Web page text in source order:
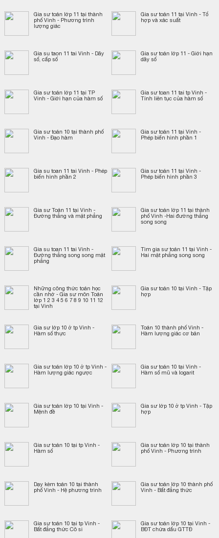
Gia sư toán lớp 11 tại thành
phố Vinh - Phương trình
lượng giác
Gia sư toán 11 tại Vinh - Tổ
hợp và xác suất
Gia su taon 11 tai Vinh - Dãy
số, cấp số
Gia sư toán lớp 11 - Giới hạn
dãy số
Gia sư toán lớp 11 tại TP
Vinh - Giới hạn của hàm số
Gia sư toan 11 tai tp Vinh -
Tính liên tục của hàm số
Gia sư toán 10 tại thành phố
Vinh - Đạo hàm
Gia sư toán 11 tại Vinh -
Phép biến hình phần 1
Gia su toan 11 tai Vinh - Phép
biến hình phần 2
Gia sư toán 11 tại Vinh -
Phép biến hình phần 3
Gia sư Toán 11 tại Vinh -
Đường thẳng và mặt phẳng
Gia sư toán lớp 11 tại thành
phố Vinh -Hai đường thẳng
song song
Gia su toan 11 tai Vinh -
Đường thẳng song song mặt
phẳng
Tìm gia sư toán 11 tại Vinh -
Hai mặt phẳng song song
Những công thức toán học
cần nhớ - Gia sư môn Toán
lớp 1 2 3 4 5 6 7 8 9 10 11 12
tại Vinh
Gia sư toán 10 tại Vinh - Tập
hợp
Gia sư lớp 10 ở tp Vinh -
Hàm số thực
Toán 10 thành phố Vinh -
Hàm lượng giác cơ bản
Gia sư toán lớp 10 ở tp Vinh -
Hàm lượng giác ngược
Gia sư toán 10 tại Vinh -
Hàm số mũ và logarit
Gia sư toán lớp 10 tại Vinh -
Mệnh đề
Gia sư lớp 10 ở tp Vinh - Tập
hợp
Gia sư toán 10 tại tp Vinh -
Hàm số
Gia sư toán lớp 10 tại thành
phố Vinh - Phương trình
Dạy kèm toán 10 tại thành
phố Vinh - Hệ phương trình
Gia sư toán lớp 10 thành phố
Vinh - Bất đẳng thức
Gia sư toán 10 tại tp Vinh -
Bất đẳng thức Cô si
Gia sư toán lớp 10 tại Vinh -
BĐT chứa dấu GTTĐ